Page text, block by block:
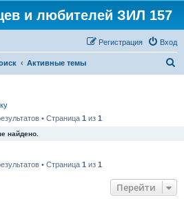
и любителей ЗИЛ 157
Вход
Регистрация
Активные темы
• Страница 1 из 1
найдено.
• Страница 1 из 1
Перейти